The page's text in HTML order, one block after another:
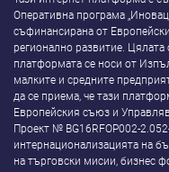
Оперативна програма
съфинансирана от
регионално развитие.
платформата се носи от
малките и средните
да се приема, че тази
Европейския съюз и
Проект № BG16RFOP002-
интернационализацията на
на търговски мисии, бизнес